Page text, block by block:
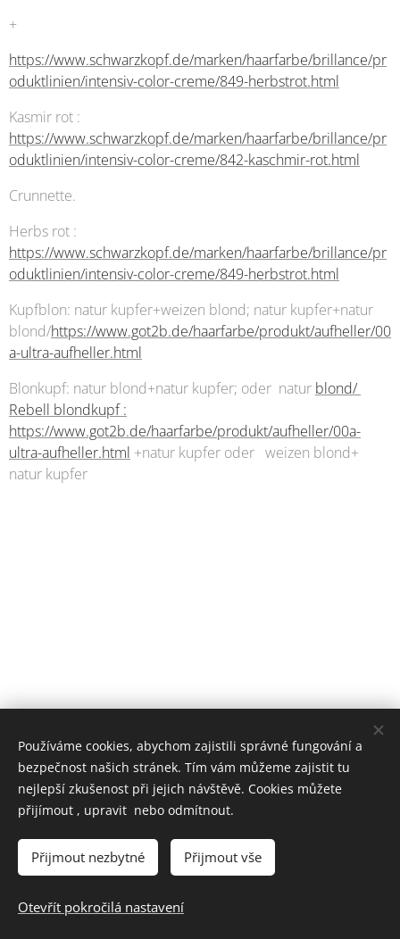
+
https://www.schwarzkopf.de/marken/haarfarbe/brillance/pr
oduktlinien/intensiv-color-creme/849-herbstrot.html
Kasmir rot :
https://www.schwarzkopf.de/marken/haarfarbe/brillance/pr
oduktlinien/intensiv-color-creme/842-kaschmir-rot.html
Crunnette.
Herbs rot :
https://www.schwarzkopf.de/marken/haarfarbe/brillance/pr
oduktlinien/intensiv-color-creme/849-herbstrot.html
Kupfblon: natur kupfer+weizen blond; natur kupfer+natur
blond/https://www.got2b.de/haarfarbe/produkt/aufheller/00
a-ultra-aufheller.html
Blonkupf: natur blond+natur kupfer; oder natur blond/
Rebell blondkupf :
https://www.got2b.de/haarfarbe/produkt/aufheller/00a-
ultra-aufheller.html +natur kupfer oder weizen blond+
natur kupfer
Používáme cookies, abychom zajistili správné fungování a
bezpečnost našich stránek. Tím vám můžeme zajistit tu
nejlepší zkušenost při jejich návštěvě. Cookies můžete
přijímout , upravit nebo odmítnout.
Přijmout nezbytné Přijmout vše
Otevřít pokročilá nastavení